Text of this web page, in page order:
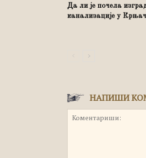
Да ли је почела
канализације у
НАПИШИ